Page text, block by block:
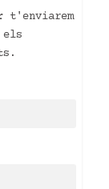
t'enviarem
els